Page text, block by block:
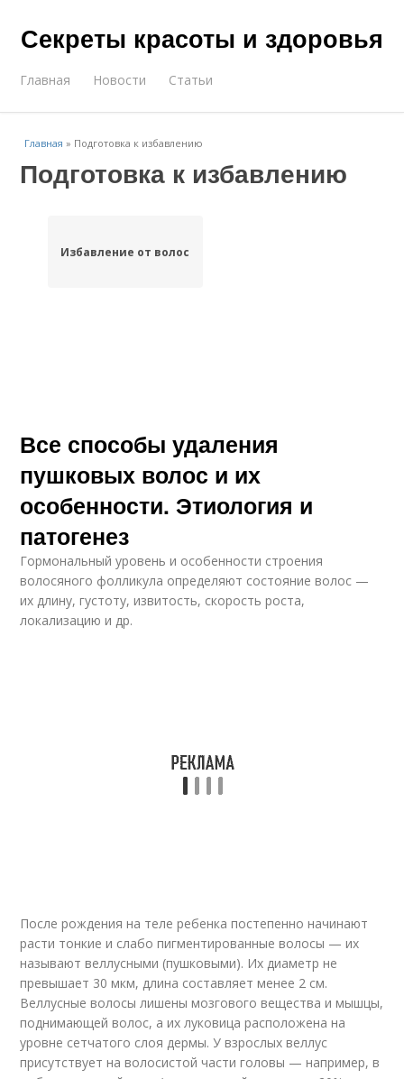
Секреты красоты и здоровья
Главная Новости Статьи
Главная » Подготовка к избавлению
Подготовка к избавлению
Избавление от волос
Все способы удаления
пушковых волос и их
особенности. Этиология и
патогенез
Гормональный уровень и особенности строения
волосяного фолликула определяют состояние волос —
их длину, густоту, извитость, скорость роста,
локализацию и др.
После рождения на теле ребенка постепенно начинают
расти тонкие и слабо пигментированные волосы — их
называют веллусными (пушковыми). Их диаметр не
превышает 30 мкм, длина составляет менее 2 см.
Веллусные волосы лишены мозгового вещества и мышцы,
поднимающей волос, а их луковица расположена на
уровне сетчатого слоя дермы. У взрослых веллус
присутствует на волосистой части головы — например, в